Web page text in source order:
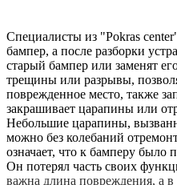
Специалисты из "Pokras
бампер, а после разборки
старый бампер или заменят
трещины или разрывы,
поврежденное место, также
закрашивает царапины или
Небольшие царапины,
можно без колебаний
означает, что к бамперу было
Он потерял часть своих
важна длина повреждения, а в